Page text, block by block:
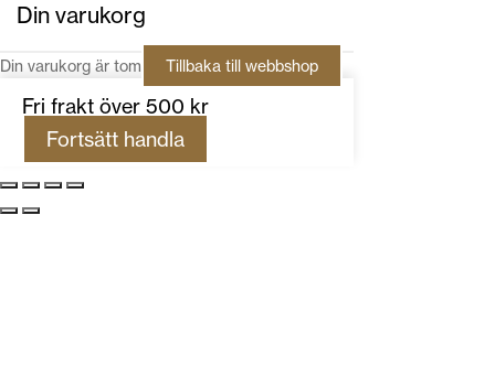
Din varukorg
Din varukorg är tom Tillbaka till webbshop
Fri frakt över 500 kr
Fortsätt handla